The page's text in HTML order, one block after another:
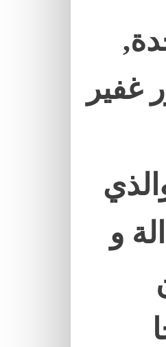
غفير
و